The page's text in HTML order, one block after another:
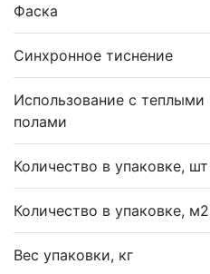
Фаска
Синхронное тиснение
Использование с теплыми
полами
Количество в упаковке, шт
Количество в упаковке, м2
Вес упаковки, кг